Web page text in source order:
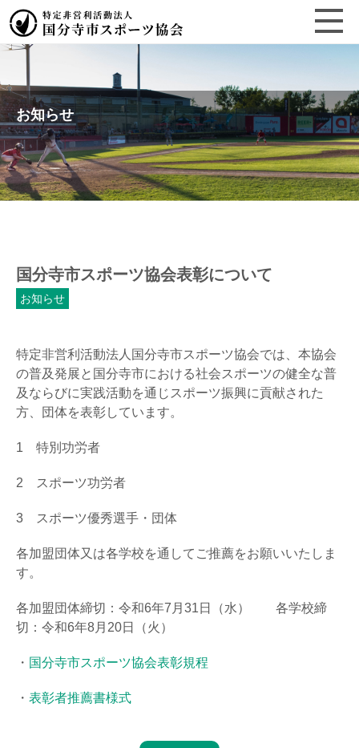
お知らせ
国分寺市スポーツ協会表彰について
お知らせ
特定非営利活動法人国分寺市スポーツ協会では、本協会
の普及発展と国分寺市における社会スポーツの健全な普
及ならびに実践活動を通じスポーツ振興に貢献された
方、団体を表彰しています。
1 特別功労者
2 スポーツ功労者
3 スポーツ優秀選手・団体
各加盟団体又は各学校を通してご推薦をお願いいたしま
す。
各加盟団体締切：令和6年7月31日（水） 各学校締
切：令和6年8月20日（火）
・ 国分寺市スポーツ協会表彰規程
・ 表彰者推薦書様式